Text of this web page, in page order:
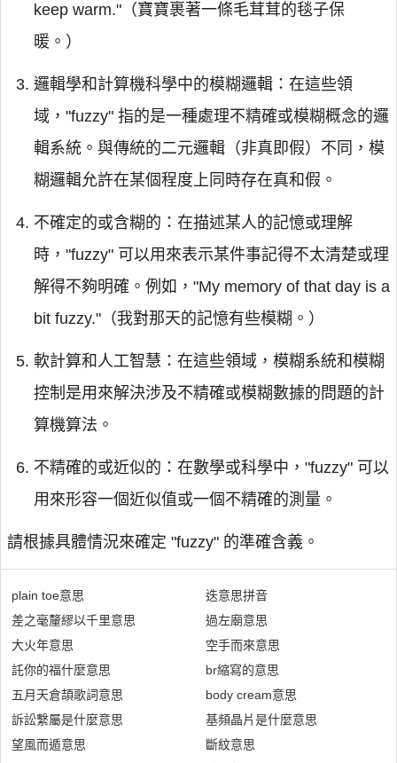
keep warm."（寶寶裹著一條毛茸茸的毯子保
暖。）
邏輯學和計算機科學中的模糊邏輯：在這些領
域，"fuzzy" 指的是一種處理不精確或模糊概念的邏
輯系統。與傳統的二元邏輯（非真即假）不同，模
糊邏輯允許在某個程度上同時存在真和假。
不確定的或含糊的：在描述某人的記憶或理解
時，"fuzzy" 可以用來表示某件事記得不太清楚或理
解得不夠明確。例如，"My memory of that day is a
bit fuzzy."（我對那天的記憶有些模糊。）
軟計算和人工智慧：在這些領域，模糊系統和模糊
控制是用來解決涉及不精確或模糊數據的問題的計
算機算法。
不精確的或近似的：在數學或科學中，"fuzzy" 可以
用來形容一個近似值或一個不精確的測量。
請根據具體情況來確定 "fuzzy" 的準確含義。
plain toe意思
差之毫釐繆以千里意思
大火年意思
託你的福什麼意思
五月天倉頡歌詞意思
訴訟繫屬是什麼意思
望風而遁意思
迭意思拼音
過左廟意思
空手而來意思
br縮寫的意思
body cream意思
基頻晶片是什麼意思
斷紋意思